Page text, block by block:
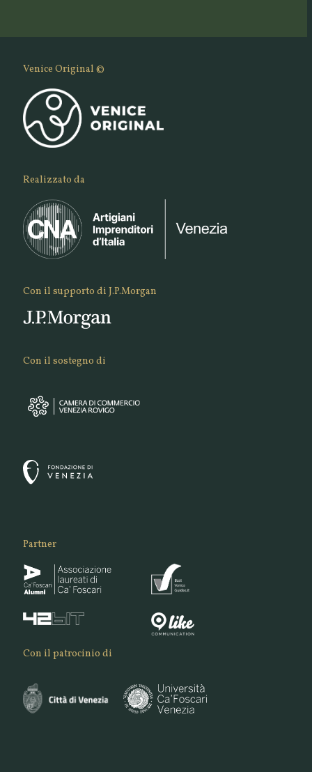
Venice Original ©
Realizzato da
Con il supporto di J.P.Morgan
Con il sostegno di
Partner
Con il patrocinio di